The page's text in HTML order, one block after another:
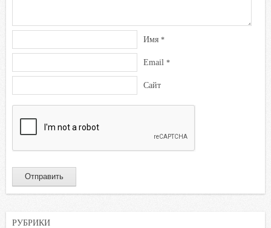
Имя *
Email *
Сайт
РУБРИКИ